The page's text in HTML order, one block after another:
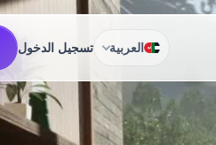
العربية تسجيل الدخول